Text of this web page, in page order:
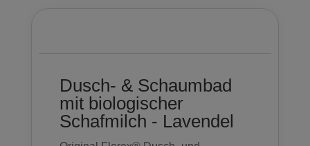
Dusch- & Schaumbad
mit biologischer
Schafmilch - Lavendel